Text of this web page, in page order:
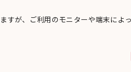
すが、ご利用のモニターや端末によ